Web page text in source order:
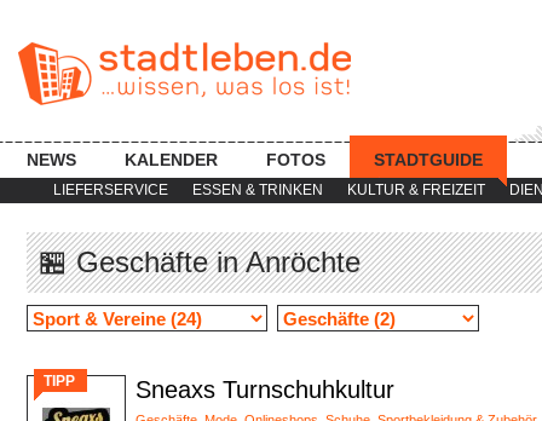
LIEFERSERVICE ESSEN & TRINKEN KULTUR & FREIZEIT
NEWS KALENDER FOTOS STADTGUIDE
🏪 Geschäfte in Anröchte
TIPP Sneaxs Turnschuhkultur